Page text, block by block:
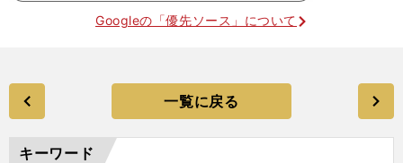
Googleの「優先ソース」について
一覧に戻る
キーワード